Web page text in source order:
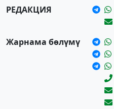
РЕДАКЦИЯ
Жарнама бөлүмү